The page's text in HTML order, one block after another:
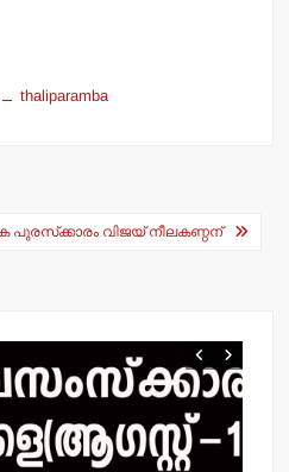
thaliparamba
പുരസ്‌ക്കാരം വിജയ് നീലകണ്ഠന്